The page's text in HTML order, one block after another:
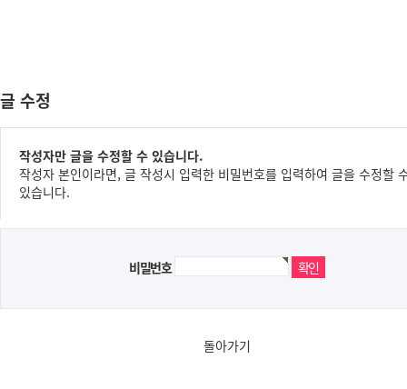
글 수정
작성자만 글을 수정할 수 있습니다.
작성자 본인이라면, 글 작성시 입력한 비밀번호를 입력하여 글을 수정할
있습니다.
비밀번호
돌아가기